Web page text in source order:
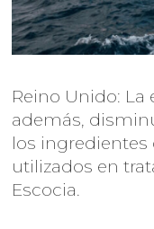
Reino Unido: La
además,
los
utilizados en
Escocia.